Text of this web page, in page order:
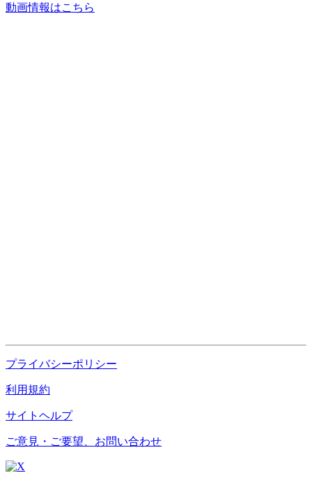
動画情報はこちら
プライバシーポリシー
利用規約
サイトヘルプ
ご意見・ご要望、お問い合わせ